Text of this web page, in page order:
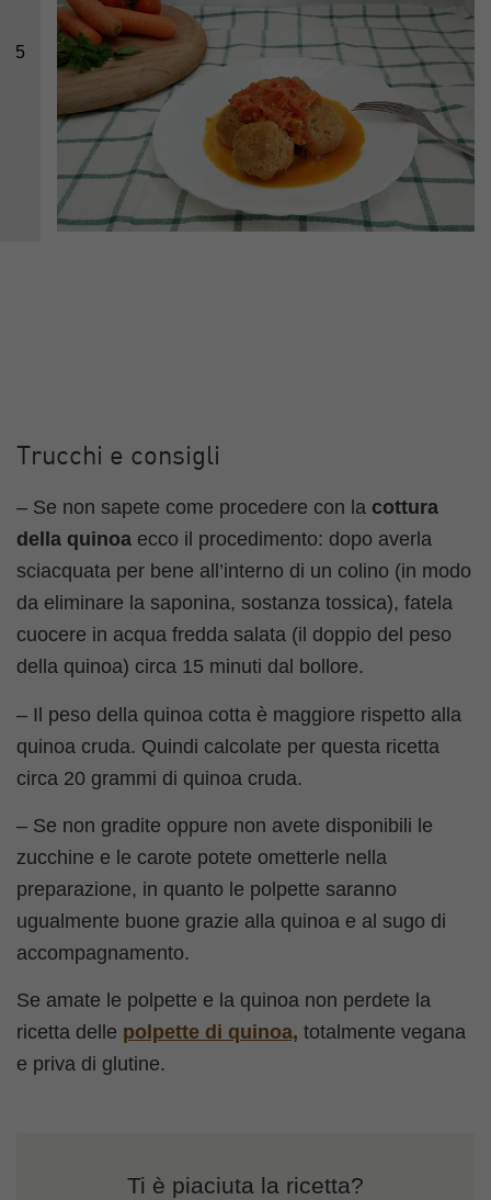
5
Trucchi e consigli
– Se non sapete come procedere con la cottura
della quinoa ecco il procedimento: dopo averla
sciacquata per bene all’interno di un colino (in modo
da eliminare la saponina, sostanza tossica), fatela
cuocere in acqua fredda salata (il doppio del peso
della quinoa) circa 15 minuti dal bollore.
– Il peso della quinoa cotta è maggiore rispetto alla
quinoa cruda. Quindi calcolate per questa ricetta
circa 20 grammi di quinoa cruda.
– Se non gradite oppure non avete disponibili le
zucchine e le carote potete ometterle nella
preparazione, in quanto le polpette saranno
ugualmente buone grazie alla quinoa e al sugo di
accompagnamento.
Se amate le polpette e la quinoa non perdete la
ricetta delle polpette di quinoa, totalmente vegana
e priva di glutine.
Ti è piaciuta la ricetta?